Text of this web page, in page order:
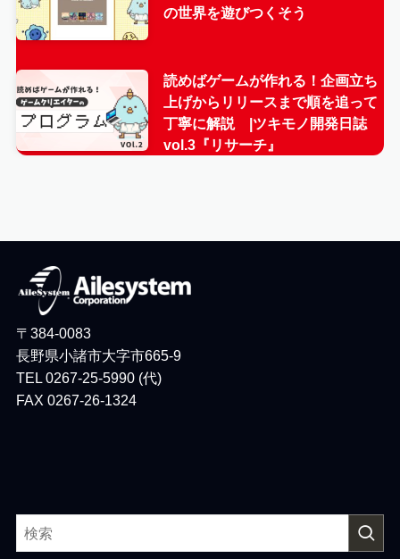
の世界を遊びつくそう
読めばゲームが作れる！企画立ち
上げからリリースまで順を追って
丁寧に解説 |ツキモノ開発日誌
vol.3『リサーチ』
〒384-0083
長野県小諸市大字市665-9
TEL 0267-25-5990 (代)
FAX 0267-26-1324